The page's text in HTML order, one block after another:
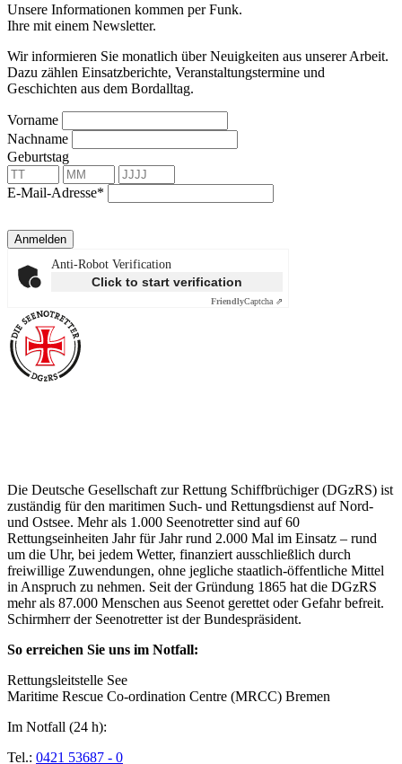
Unsere Informationen kommen per Funk.
Ihre mit einem Newsletter.
Wir informieren Sie monatlich über Neuigkeiten aus unserer Arbeit.
Dazu zählen Einsatzberichte, Veranstaltungstermine und
Geschichten aus dem Bordalltag.
Vorname
Nachname
Geburtstag
E-Mail-Adresse*
Anmelden
Anti-Robot Verification
Click to start verification
FriendlyCaptcha ⇗
Die Deutsche Gesellschaft zur Rettung Schiffbrüchiger (DGzRS) ist
zuständig für den maritimen Such- und Rettungsdienst auf Nord-
und Ostsee. Mehr als 1.000 Seenotretter sind auf 60
Rettungseinheiten Jahr für Jahr rund 2.000 Mal im Einsatz – rund
um die Uhr, bei jedem Wetter, finanziert ausschließlich durch
freiwillige Zuwendungen, ohne jegliche staatlich-öffentliche Mittel
in Anspruch zu nehmen. Seit der Gründung 1865 hat die DGzRS
mehr als 87.000 Menschen aus Seenot gerettet oder Gefahr befreit.
Schirmherr der Seenotretter ist der Bundespräsident.
So erreichen Sie uns im Notfall:
Rettungsleitstelle See
Maritime Rescue Co-ordination Centre (MRCC) Bremen
Im Notfall (24 h):
Tel.: 0421 53687 - 0